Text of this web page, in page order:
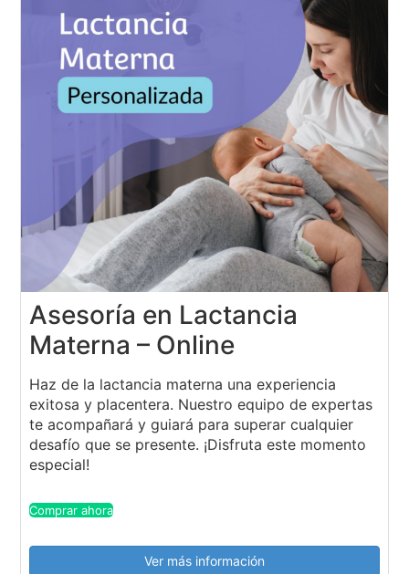
Asesoría en Lactancia
Materna – Online
Haz de la lactancia materna una experiencia
exitosa y placentera. Nuestro equipo de expertas
te acompañará y guiará para superar cualquier
desafío que se presente. ¡Disfruta este momento
especial!
Comprar ahora
Ver más información